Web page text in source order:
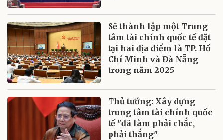
Sẽ thành lập một Trung
tâm tài chính quốc tế đặt
tại hai địa điểm là TP. Hồ
Chí Minh và Đà Nẵng
trong năm 2025
Thủ tướng: Xây dựng
trung tâm tài chính quốc
tế "đã làm phải chắc,
phải thắng"